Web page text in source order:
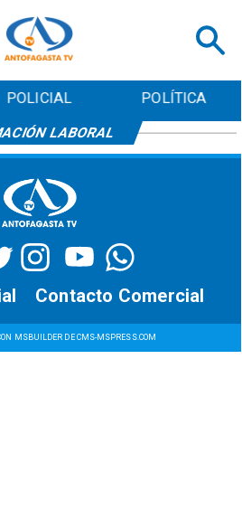
POLICIAL POLÍTICA
LABORAL
MSBUILDER DE CMS-MSPRESS.COM
Contacto Comercial